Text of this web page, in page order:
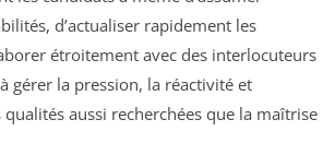
d’actualiser rapidement les
étroitement avec des interlocuteurs
gérer la pression, la réactivité et
qualités aussi recherchées que la maîtrise